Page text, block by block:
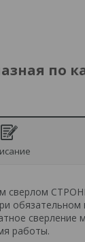
по
сверлом
работы.